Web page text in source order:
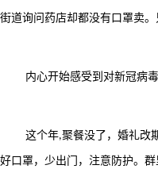
街道询问药店却都没有口罩卖
内心开始感受到对新冠病
这个年,聚餐没了，婚礼改
好口罩，少出门，注意防护。